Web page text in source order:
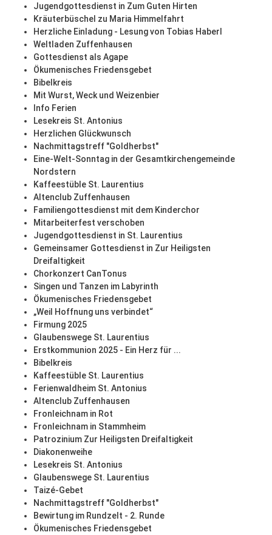
Jugendgottesdienst in Zum Guten Hirten
Kräuterbüschel zu Maria Himmelfahrt
Herzliche Einladung - Lesung von Tobias Haberl
Weltladen Zuffenhausen
Gottesdienst als Agape
Ökumenisches Friedensgebet
Bibelkreis
Mit Wurst, Weck und Weizenbier
Info Ferien
Lesekreis St. Antonius
Herzlichen Glückwunsch
Nachmittagstreff "Goldherbst"
Eine-Welt-Sonntag in der Gesamtkirchengemeinde
Nordstern
Kaffeestüble St. Laurentius
Altenclub Zuffenhausen
Familiengottesdienst mit dem Kinderchor
Mitarbeiterfest verschoben
Jugendgottesdienst in St. Laurentius
Gemeinsamer Gottesdienst in Zur Heiligsten
Dreifaltigkeit
Chorkonzert CanTonus
Singen und Tanzen im Labyrinth
Ökumenisches Friedensgebet
„Weil Hoffnung uns verbindet“
Firmung 2025
Glaubenswege St. Laurentius
Erstkommunion 2025 - Ein Herz für ...
Bibelkreis
Kaffeestüble St. Laurentius
Ferienwaldheim St. Antonius
Altenclub Zuffenhausen
Fronleichnam in Rot
Fronleichnam in Stammheim
Patrozinium Zur Heiligsten Dreifaltigkeit
Diakonenweihe
Lesekreis St. Antonius
Glaubenswege St. Laurentius
Taizé-Gebet
Nachmittagstreff "Goldherbst"
Bewirtung im Rundzelt - 2. Runde
Ökumenisches Friedensgebet